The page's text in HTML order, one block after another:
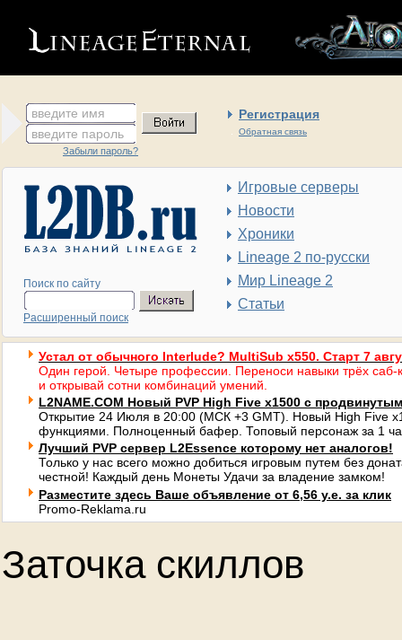
введите имя Регистрация
Обратная связь
введите пароль
Забыли пароль?
Поиск по сайту
Расширенный поиск
Игровые серверы
Новости
Хроники
Lineage 2 по-русски
Мир Lineage 2
Статьи
Устал от обычного Interlude? MultiSub x550. Старт 7
Один герой. Четыре профессии. Переноси навыки трёх саб-
и открывай сотни комбинаций умений.
L2NAME.COM Новый PVP High Five x1500 с
Открытие 24 Июля в 20:00 (МСК +3 GMT). Новый High Five
функциями. Полноценный бафер. Топовый персонаж за 1
Лучший PVP сервер L2Essence которому нет аналогов!
Только у нас всего можно добиться игровым путем без
честной! Каждый день Монеты Удачи за владение замком!
Разместите здесь Ваше объявление от 6,56 у.е. за клик
Promo-Reklama.ru
Заточка скиллов